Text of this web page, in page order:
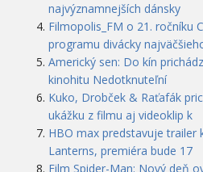
najvýznamnejších dánsky
Filmopolis_FM o 21. ročníku
programu divácky
Americký sen: Do kín
kinohitu Nedotknuteľní
Kuko, Drobček & Raťafák
ukážku z filmu aj videoklip k
HBO max predstavuje trailer
Lanterns, premiéra bude 17
Film Spider-Man: Nový deň